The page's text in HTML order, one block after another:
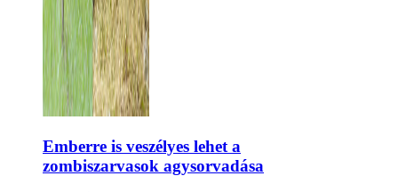
Emberre is veszélyes lehet a
zombiszarvasok agysorvadása